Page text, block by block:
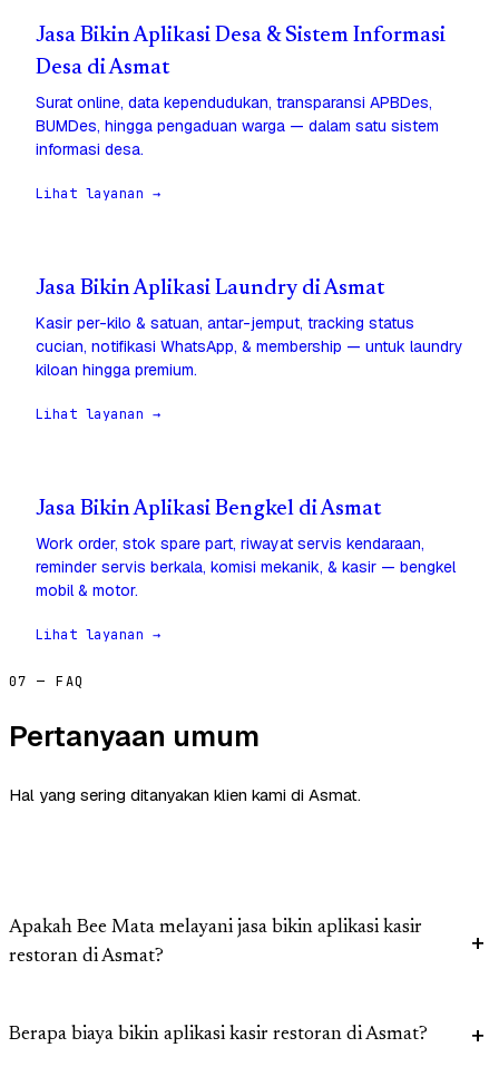
Jasa Bikin Aplikasi Desa & Sistem Informasi
Desa di Asmat
Surat online, data kependudukan, transparansi APBDes,
BUMDes, hingga pengaduan warga — dalam satu sistem
informasi desa.
Lihat layanan →
Jasa Bikin Aplikasi Laundry di Asmat
Kasir per-kilo & satuan, antar-jemput, tracking status
cucian, notifikasi WhatsApp, & membership — untuk laundry
kiloan hingga premium.
Lihat layanan →
Jasa Bikin Aplikasi Bengkel di Asmat
Work order, stok spare part, riwayat servis kendaraan,
reminder servis berkala, komisi mekanik, & kasir — bengkel
mobil & motor.
Lihat layanan →
07 — FAQ
Pertanyaan umum
Hal yang sering ditanyakan klien kami di Asmat.
Apakah Bee Mata melayani jasa bikin aplikasi kasir
restoran di Asmat?
Berapa biaya bikin aplikasi kasir restoran di Asmat?